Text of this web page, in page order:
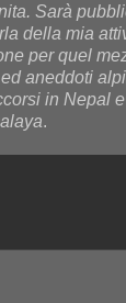
Sarà
della mia
per quel
aneddoti
in Nepal
.